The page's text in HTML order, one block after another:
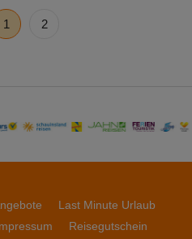
1 2
Last Minute Urlaub
Impressum Reisegutschein